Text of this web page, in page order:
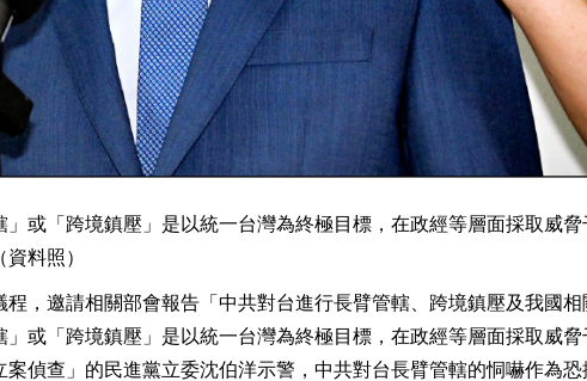
」或「跨境鎮壓」是以統一台灣為終極目標，在政經等層面採取威
料照）
，邀請相關部會報告「中共對台進行長臂管轄、跨境鎮壓及我國相
」或「跨境鎮壓」是以統一台灣為終極目標，在政經等層面採取威
偵查」的民進黨立委沈伯洋示警，中共對台長臂管轄的恫嚇作為恐